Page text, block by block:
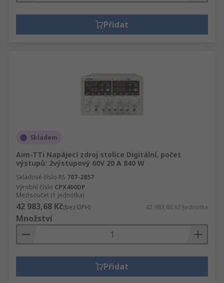
Přidat
Skladem
Aim-TTi Napájecí zdroj stolice Digitální, počet
výstupů: 2výstupový 60V 20 A 840 W
Skladové číslo RS 707-2857
Výrobní číslo CPX400DP
Mezisoučet (1 jednotka)
42 983,68 Kč(bez DPH) 42 983,68 Kč/jednotka
Množství
Přidat